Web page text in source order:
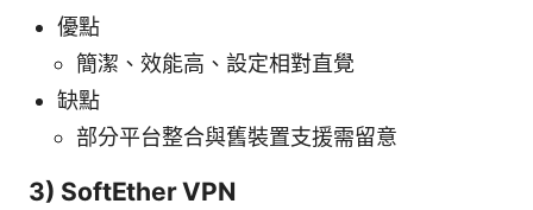
優點
簡潔、效能高、設定相對直覺
缺點
部分平台整合與舊裝置支援需留意
3) SoftEther VPN